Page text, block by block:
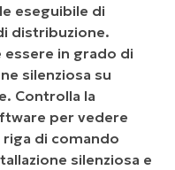
eseguibile di
distribuzione.
in grado di
silenziosa su
Controlla la
per vedere
di comando
silenziosa e